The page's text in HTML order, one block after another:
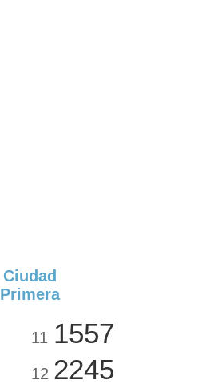
Ciudad
Primera
11 1557
12 2245